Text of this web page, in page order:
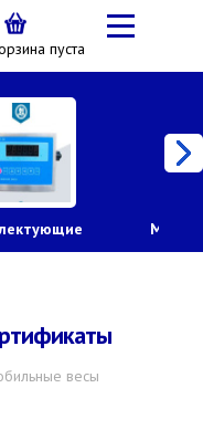
пуста
Механические
весы